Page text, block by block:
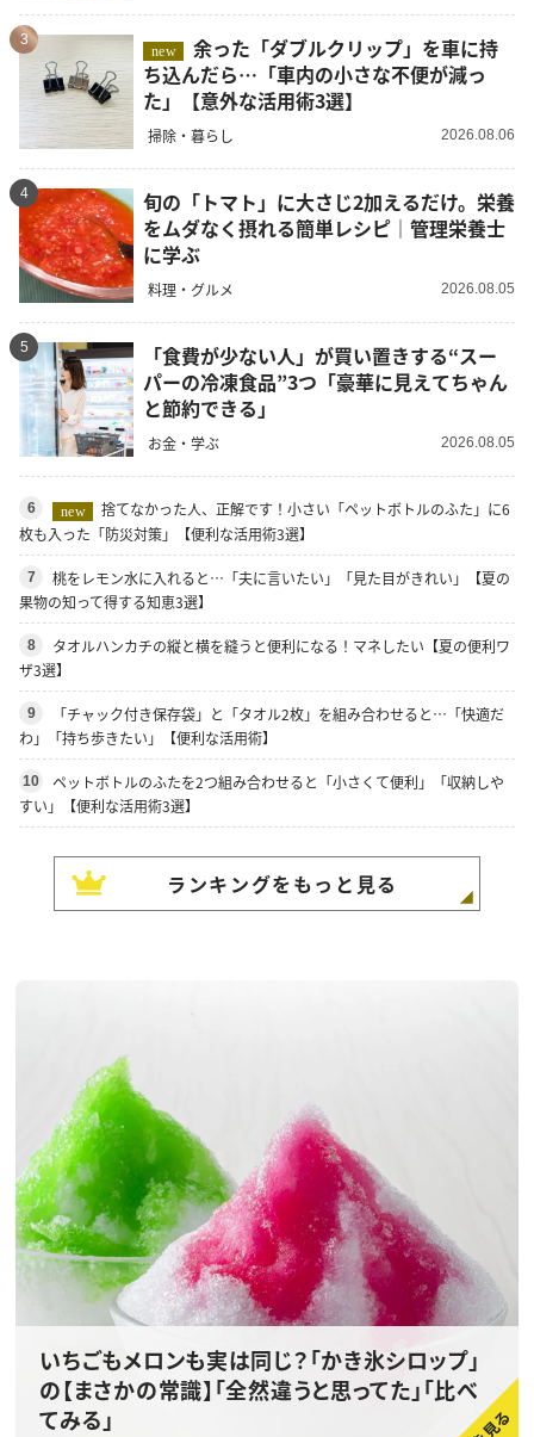
3
new
余った「ダブルクリップ」を車に持
ち込んだら…「車内の小さな不便が減っ
た」【意外な活用術3選】
掃除・暮らし 2026.08.06
4
旬の「トマト」に大さじ2加えるだけ。栄養
をムダなく摂れる簡単レシピ｜管理栄養士
に学ぶ
料理・グルメ 2026.08.05
5
「食費が少ない人」が買い置きする“スー
パーの冷凍食品”3つ「豪華に見えてちゃん
と節約できる」
お金・学ぶ 2026.08.05
6 new
捨てなかった人、正解です！小さい「ペットボトルのふた」に6
枚も入った「防災対策」【便利な活用術3選】
7
桃をレモン水に入れると…「夫に言いたい」「見た目がきれい」【夏の
果物の知って得する知恵3選】
8
タオルハンカチの縦と横を縫うと便利になる！マネしたい【夏の便利ワ
ザ3選】
9
「チャック付き保存袋」と「タオル2枚」を組み合わせると…「快適だ
わ」「持ち歩きたい」【便利な活用術】
10
ペットボトルのふたを2つ組み合わせると「小さくて便利」「収納しや
すい」【便利な活用術3選】
ランキングをもっと見る
いちごもメロンも実は同じ？「かき氷シロップ」
の【まさかの常識】「全然違うと思ってた」「比べ
てみる」